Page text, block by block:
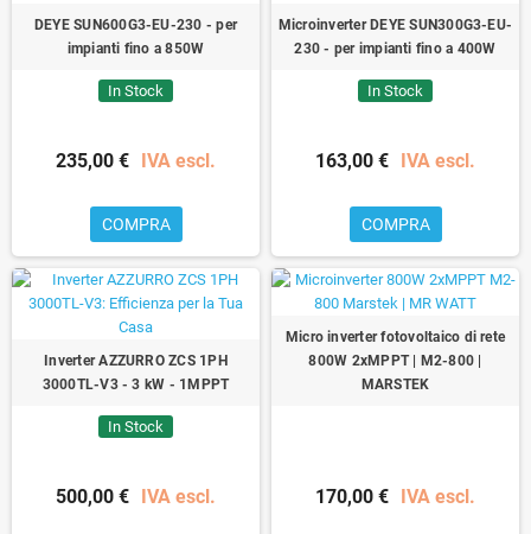
DEYE SUN600G3-EU-230 - per
impianti fino a 850W
In Stock
235,00 € IVA escl.
COMPRA
Microinverter DEYE SUN300G3-EU-
230 - per impianti fino a 400W
In Stock
163,00 € IVA escl.
COMPRA
Inverter AZZURRO ZCS 1PH
3000TL-V3 - 3 kW - 1MPPT
In Stock
500,00 € IVA escl.
Micro inverter fotovoltaico di rete
800W 2xMPPT | M2-800 |
MARSTEK
170,00 € IVA escl.